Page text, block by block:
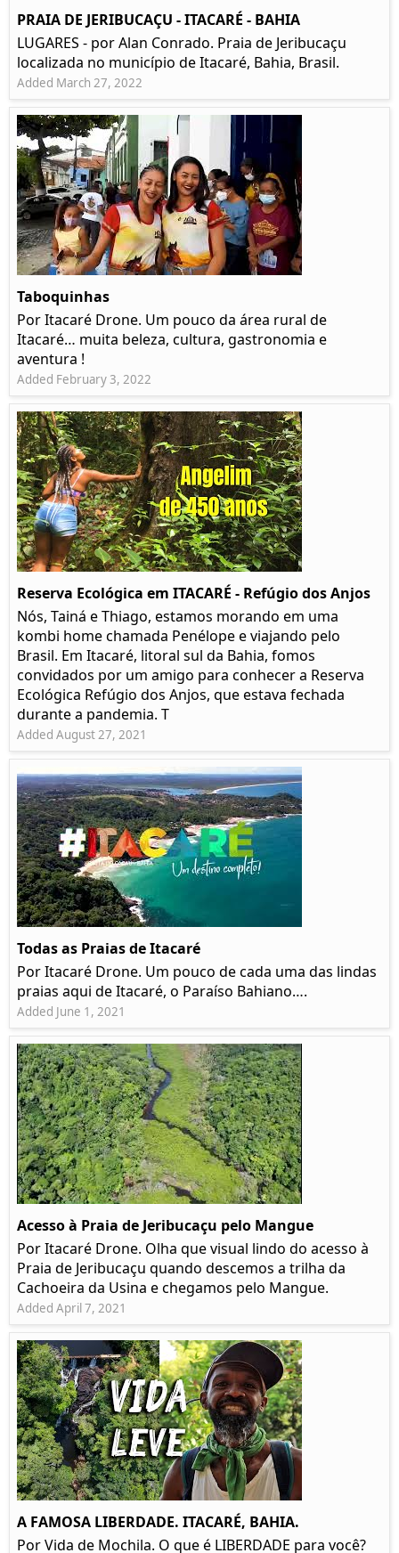
PRAIA DE JERIBUCAÇU - ITACARÉ - BAHIA
LUGARES - por Alan Conrado. Praia de Jeribucaçu
localizada no município de Itacaré, Bahia, Brasil.
Added March 27, 2022
Taboquinhas
Por Itacaré Drone. Um pouco da área rural de
Itacaré… muita beleza, cultura, gastronomia e
aventura !
Added February 3, 2022
Reserva Ecológica em ITACARÉ - Refúgio dos Anjos
Nós, Tainá e Thiago, estamos morando em uma
kombi home chamada Penélope e viajando pelo
Brasil. Em Itacaré, litoral sul da Bahia, fomos
convidados por um amigo para conhecer a Reserva
Ecológica Refúgio dos Anjos, que estava fechada
durante a pandemia. T
Added August 27, 2021
Todas as Praias de Itacaré
Por Itacaré Drone. Um pouco de cada uma das lindas
praias aqui de Itacaré, o Paraíso Bahiano….
Added June 1, 2021
Acesso à Praia de Jeribucaçu pelo Mangue
Por Itacaré Drone. Olha que visual lindo do acesso à
Praia de Jeribucaçu quando descemos a trilha da
Cachoeira da Usina e chegamos pelo Mangue.
Added April 7, 2021
A FAMOSA LIBERDADE. ITACARÉ, BAHIA.
Por Vida de Mochila. O que é LIBERDADE para você?